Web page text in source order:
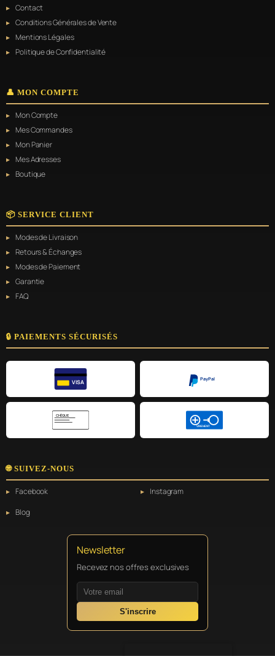
Contact
Conditions Générales de Vente
Mentions Légales
Politique de Confidentialité
👤 MON COMPTE
Mon Compte
Mes Commandes
Mon Panier
Mes Adresses
Boutique
📦 SERVICE CLIENT
Modes de Livraison
Retours & Échanges
Modes de Paiement
Garantie
FAQ
🔒 PAIEMENTS SÉCURISÉS
VISA
PayPal
CHÈQUE
VIREMENT
🌐 SUIVEZ-NOUS
Facebook
Instagram
Blog
Newsletter
Recevez nos offres exclusives
S'inscrire